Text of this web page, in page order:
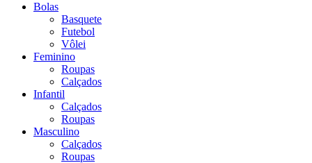
Bolas
Basquete
Futebol
Vôlei
Feminino
Roupas
Calçados
Infantil
Calçados
Roupas
Masculino
Calçados
Roupas